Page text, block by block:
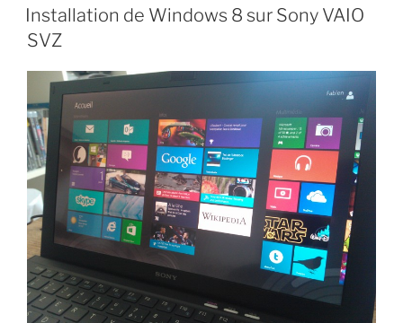
LE
Installation de Windows 8 sur Sony VAIO
SVZ